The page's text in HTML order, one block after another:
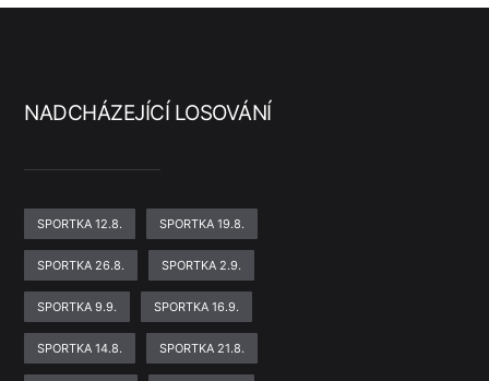
NADCHÁZEJÍCÍ LOSOVÁNÍ
SPORTKA 12.8. SPORTKA 19.8.
SPORTKA 26.8. SPORTKA 2.9.
SPORTKA 9.9. SPORTKA 16.9.
SPORTKA 14.8. SPORTKA 21.8.